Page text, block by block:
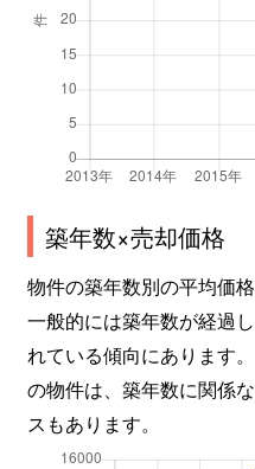
築年数×売却価格
物件の築年数別の平均価
一般的には築年数が経過
れている傾向にあります
の物件は、築年数に関係
スもあります。